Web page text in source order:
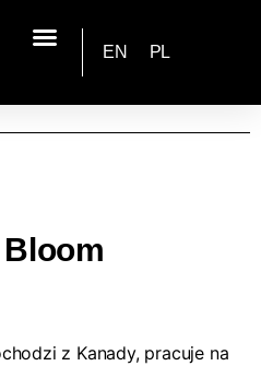
EN PL
z Kanady, pracuje na